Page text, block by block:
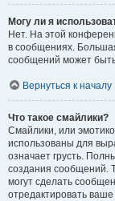
Могу ли я
Нет. На этой
в сообщениях.
сообщений может
Вернуться к началу
Что такое смайлики?
Смайлики, или
использованы для
означает грусть.
создания сообщений.
могут сделать
отредактировать